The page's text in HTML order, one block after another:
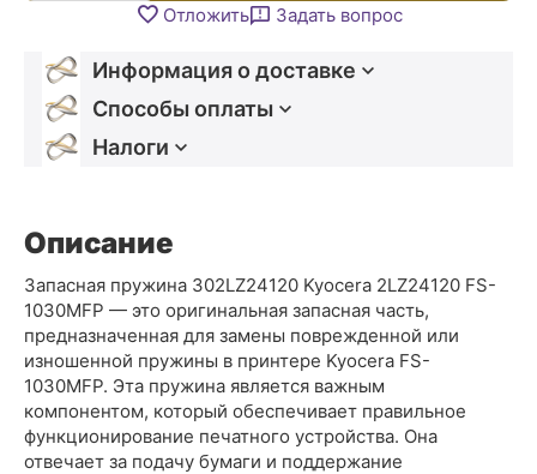
Отложить Задать вопрос
Информация о доставке
Способы оплаты
Налоги
Описание
Запасная пружина 302LZ24120 Kyocera 2LZ24120 FS-
1030MFP — это оригинальная запасная часть,
предназначенная для замены поврежденной или
изношенной пружины в принтере Kyocera FS-
1030MFP. Эта пружина является важным
компонентом, который обеспечивает правильное
функционирование печатного устройства. Она
отвечает за подачу бумаги и поддержание